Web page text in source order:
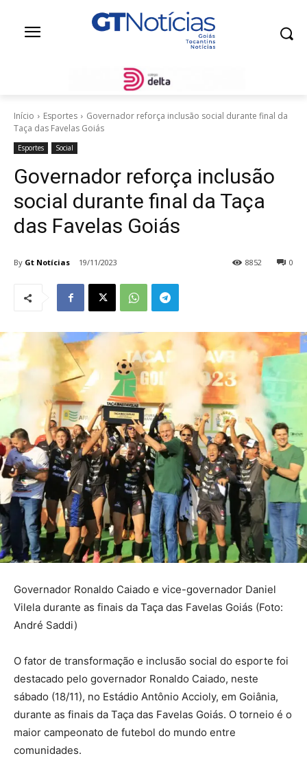
Início Esportes
Governador reforça inclusão social durante final da
Taça das Favelas Goiás
Esportes Social
Governador reforça inclusão
social durante final da Taça
das Favelas Goiás
By Gt Notícias 19/11/2023 0
8852
Governador Ronaldo Caiado e vice-governador Daniel
Vilela durante as finais da Taça das Favelas Goiás (Foto:
André Saddi)
O fator de transformação e inclusão social do esporte foi
destacado pelo governador Ronaldo Caiado, neste
sábado (18/11), no Estádio Antônio Accioly, em Goiânia,
durante as finais da Taça das Favelas Goiás. O torneio é o
maior campeonato de futebol do mundo entre
comunidades.